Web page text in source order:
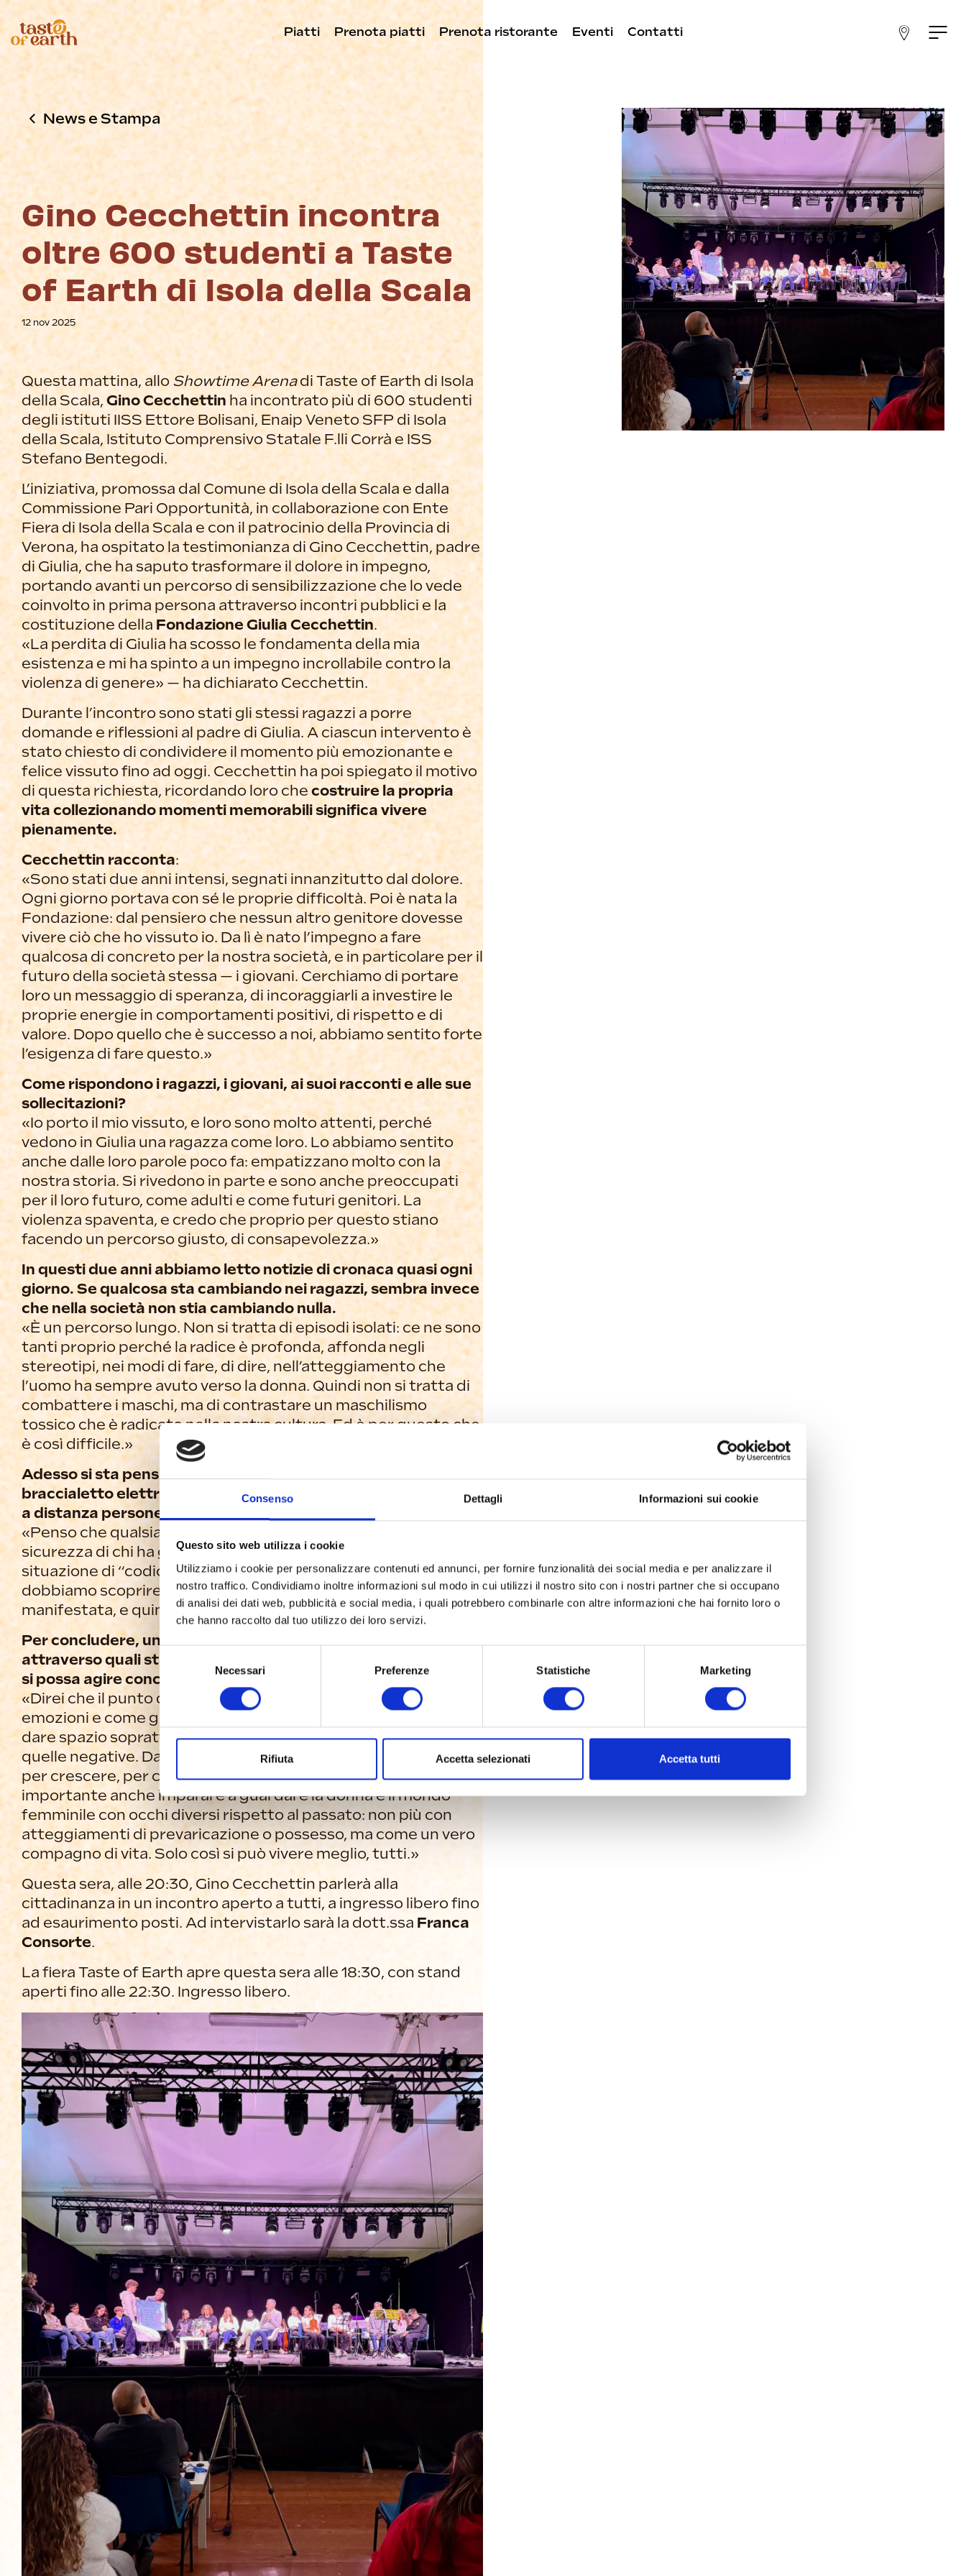
Consenso Dettagli Informazioni sui cookie
Questo sito web utilizza i cookie
Utilizziamo i cookie per personalizzare contenuti ed annunci, per fornire funzionalità dei social media e per analizzare il
nostro traffico. Condividiamo inoltre informazioni sul modo in cui utilizzi il nostro sito con i nostri partner che si occupano
di analisi dei dati web, pubblicità e social media, i quali potrebbero combinarle con altre informazioni che hai fornito loro o
che hanno raccolto dal tuo utilizzo dei loro servizi.
consenso
Necessari Preferenze Statistiche Marketing
Rifiuta Accetta selezionati Accetta tutti
Piatti Prenota piatti Prenota ristorante Eventi Contatti
News e Stampa
Gino Cecchettin incontra
oltre 600 studenti a Taste
of Earth di Isola della Scala
12 nov 2025
Questa mattina, allo Showtime Arenadi Taste of Earth di Isola
della Scala, Gino Cecchettin ha incontrato più di 600 studenti
degli istituti IISS Ettore Bolisani, Enaip Veneto SFP di Isola
della Scala, Istituto Comprensivo Statale F.lli Corrà e ISS
Stefano Bentegodi.
L’iniziativa, promossa dal Comune di Isola della Scala e dalla
Commissione Pari Opportunità, in collaborazione con Ente
Fiera di Isola della Scala e con il patrocinio della Provincia di
Verona, ha ospitato la testimonianza di Gino Cecchettin, padre
di Giulia, che ha saputo trasformare il dolore in impegno,
portando avanti un percorso di sensibilizzazione che lo vede
coinvolto in prima persona attraverso incontri pubblici e la
costituzione della Fondazione Giulia Cecchettin.
«La perdita di Giulia ha scosso le fondamenta della mia
esistenza e mi ha spinto a un impegno incrollabile contro la
violenza di genere» — ha dichiarato Cecchettin.
Durante l’incontro sono stati gli stessi ragazzi a porre
domande e riflessioni al padre di Giulia. A ciascun intervento è
stato chiesto di condividere il momento più emozionante e
felice vissuto fino ad oggi. Cecchettin ha poi spiegato il motivo
di questa richiesta, ricordando loro che costruire la propria
vita collezionando momenti memorabili significa vivere
pienamente.
Cecchettin racconta:
«Sono stati due anni intensi, segnati innanzitutto dal dolore.
Ogni giorno portava con sé le proprie difficoltà. Poi è nata la
Fondazione: dal pensiero che nessun altro genitore dovesse
vivere ciò che ho vissuto io. Da lì è nato l’impegno a fare
qualcosa di concreto per la nostra società, e in particolare per il
futuro della società stessa — i giovani. Cerchiamo di portare
loro un messaggio di speranza, di incoraggiarli a investire le
proprie energie in comportamenti positivi, di rispetto e di
valore. Dopo quello che è successo a noi, abbiamo sentito forte
l’esigenza di fare questo.»
Come rispondono i ragazzi, i giovani, ai suoi racconti e alle sue
sollecitazioni?
«Io porto il mio vissuto, e loro sono molto attenti, perché
vedono in Giulia una ragazza come loro. Lo abbiamo sentito
anche dalle loro parole poco fa: empatizzano molto con la
nostra storia. Si rivedono in parte e sono anche preoccupati
per il loro futuro, come adulti e come futuri genitori. La
violenza spaventa, e credo che proprio per questo stiano
facendo un percorso giusto, di consapevolezza.»
In questi due anni abbiamo letto notizie di cronaca quasi ogni
giorno. Se qualcosa sta cambiando nei ragazzi, sembra invece
che nella società non stia cambiando nulla.
«È un percorso lungo. Non si tratta di episodi isolati: ce ne sono
tanti proprio perché la radice è profonda, affonda negli
stereotipi, nei modi di fare, di dire, nell’atteggiamento che
l’uomo ha sempre avuto verso la donna. Quindi non si tratta di
combattere i maschi, ma di contrastare un maschilismo
tossico che è radicato nella nostra cultura. Ed è per questo che
è così difficile.»
Adesso si sta pensando di modificare alcune regole sul
braccialetto elettronico, sulle misure di protezione per tenere
a distanza persone già segnalate. Per lei sono segnali positivi?
«Penso che qualsiasi iniziativa che possa aumentare la
sicurezza di chi ha già vissuto violenza e si trova in una
situazione di “codice rosso” sia necessaria. In quei casi non
dobbiamo scoprire la violenza: sappiamo già che si è
manifestata, e quindi bisogna proteggere.»
Per concludere, un messaggio di incoraggiamento ai giovani:
attraverso quali strumenti o modalità di comunicazione pensa
si possa agire concretamente?
«Direi che il punto di partenza è imparare a capire cosa sono le
emozioni e come gestirle. Trovare il modo di riconoscerle e di
dare spazio soprattutto a quelle positive, piuttosto che a
quelle negative. Da lì nasce la forza per fare tantissime cose,
per crescere, per costruire relazioni sane. E credo sia
importante anche imparare a guardare la donna e il mondo
femminile con occhi diversi rispetto al passato: non più con
atteggiamenti di prevaricazione o possesso, ma come un vero
compagno di vita. Solo così si può vivere meglio, tutti.»
Questa sera, alle 20:30, Gino Cecchettin parlerà alla
cittadinanza in un incontro aperto a tutti, a ingresso libero fino
ad esaurimento posti. Ad intervistarlo sarà la dott.ssa Franca
Consorte.
La fiera Taste of Earth apre questa sera alle 18:30, con stand
aperti fino alle 22:30. Ingresso libero.